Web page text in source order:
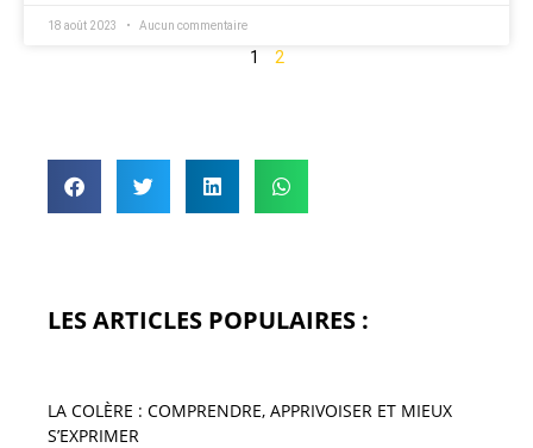
18 août 2023 Aucun commentaire
1 2
LES ARTICLES POPULAIRES :
LA COLÈRE : COMPRENDRE, APPRIVOISER ET MIEUX
S’EXPRIMER